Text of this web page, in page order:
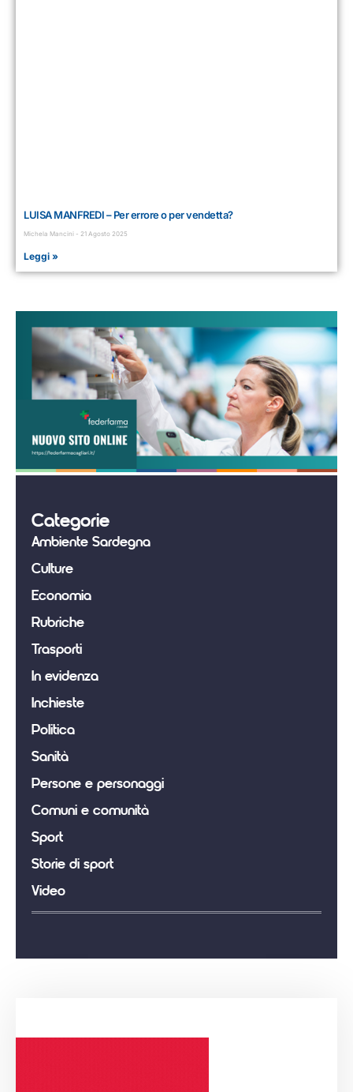
LUISA MANFREDI – Per errore o per vendetta?
Michela Mancini 21 Agosto 2025
Leggi »
Categorie
Ambiente Sardegna
Culture
Economia
Rubriche
Trasporti
In evidenza
Inchieste
Politica
Sanità
Persone e personaggi
Comuni e comunità
Sport
Storie di sport
Video